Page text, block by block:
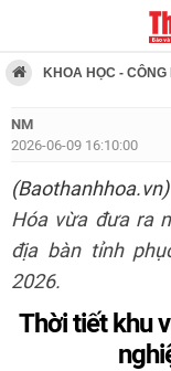
KHOA HỌC - CÔNG
NM
2026-06-09 16:10:00
(Baothanhhoa.vn)
Hóa vừa đưa ra
địa bàn tỉnh
2026.
Thời tiết khu